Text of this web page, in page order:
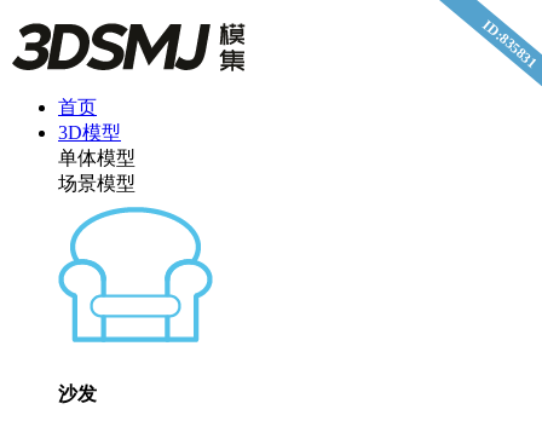
首页
3D模型
单体模型
场景模型
沙发
ID:835831